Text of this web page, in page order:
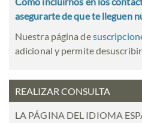
asegurarte de que te lleguen
Nuestra página de
adicional y permite
REALIZAR CONSULTA
LA PÁGINA DEL IDIOMA